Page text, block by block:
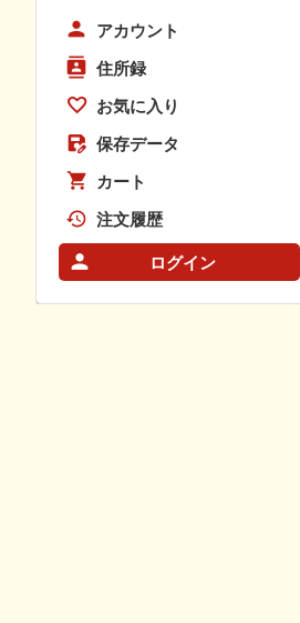
アカウント
住所録
お気に入り
保存データ
カート
注文履歴
ログイン